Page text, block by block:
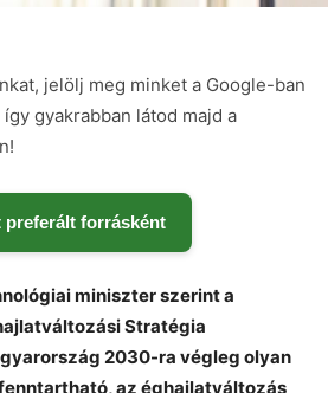
jelölj meg minket a Google-ban
gyakrabban látod majd a
preferált forrásként
miniszter szerint a
Stratégia
2030-ra végleg olyan
az éghajlatváltozás